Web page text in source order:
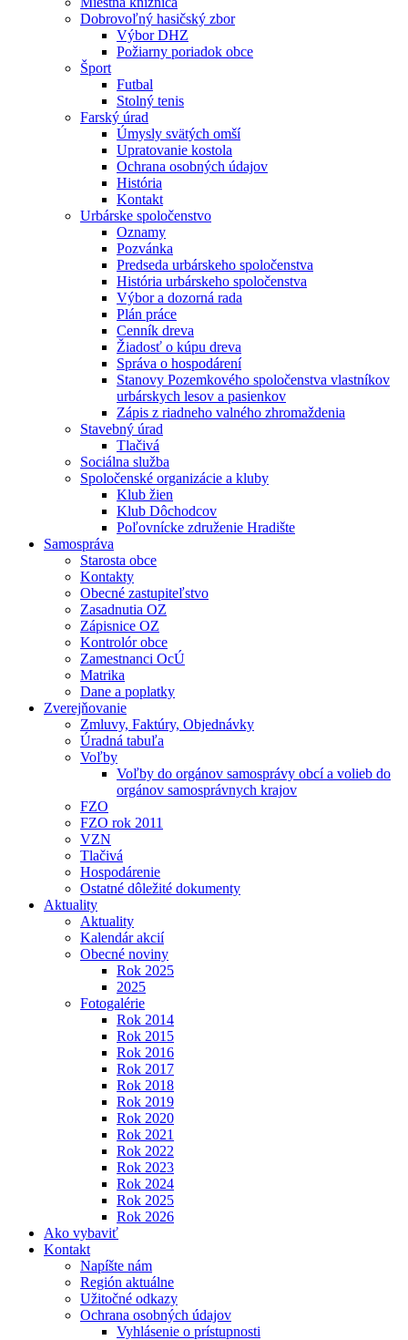
Dobrovoľný hasičský zbor
Výbor DHZ
Požiarny poriadok obce
Šport
Futbal
Stolný tenis
Farský úrad
Úmysly svätých omší
Upratovanie kostola
Ochrana osobných údajov
História
Kontakt
Urbárske spoločenstvo
Oznamy
Pozvánka
Predseda urbárskeho spoločenstva
História urbárskeho spoločenstva
Výbor a dozorná rada
Plán práce
Cenník dreva
Žiadosť o kúpu dreva
Správa o hospodárení
Stanovy Pozemkového spoločenstva vlastníkov
urbárskych lesov a pasienkov
Zápis z riadneho valného zhromaždenia
Stavebný úrad
Tlačivá
Sociálna služba
Spoločenské organizácie a kluby
Klub žien
Klub Dôchodcov
Poľovnícke združenie Hradište
Samospráva
Starosta obce
Kontakty
Obecné zastupiteľstvo
Zasadnutia OZ
Zápisnice OZ
Kontrolór obce
Zamestnanci OcÚ
Matrika
Dane a poplatky
Zverejňovanie
Zmluvy, Faktúry, Objednávky
Úradná tabuľa
Voľby
Voľby do orgánov samosprávy obcí a volieb do
orgánov samosprávnych krajov
FZO
FZO rok 2011
VZN
Tlačivá
Hospodárenie
Ostatné dôležité dokumenty
Aktuality
Aktuality
Kalendár akcií
Obecné noviny
Rok 2025
2025
Fotogalérie
Rok 2014
Rok 2015
Rok 2016
Rok 2017
Rok 2018
Rok 2019
Rok 2020
Rok 2021
Rok 2022
Rok 2023
Rok 2024
Rok 2025
Rok 2026
Ako vybaviť
Kontakt
Napíšte nám
Región aktuálne
Užitočné odkazy
Ochrana osobných údajov
Vyhlásenie o prístupnosti